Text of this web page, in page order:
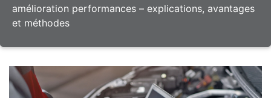
amélioration performances – explications, avantages
et méthodes